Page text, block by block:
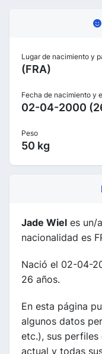
Lugar de nacimiento y
(FRA)
Fecha de nacimiento y
02-04-2000
Peso
50 kg
Jade Wiel es un/
nacionalidad es
Nació el 02-04-
26 años.
En esta página
algunos datos
etc.), sus perfiles
actual y todas